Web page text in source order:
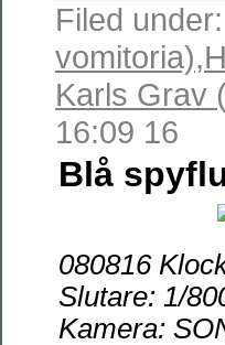
Filed under:
vomitoria),
Karls Grav
16:09 16
Blå
080816
Slutare: 1/
Kamera: